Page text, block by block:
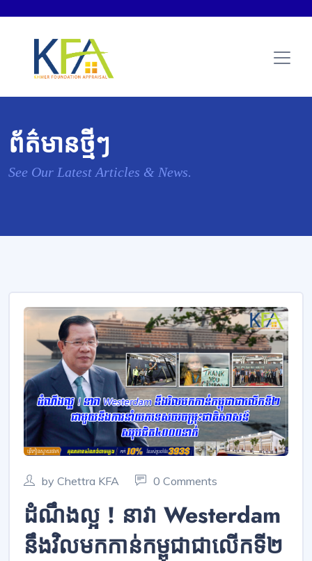
ព័ត៌មានថ្មីៗ
See Our Latest Articles & News.
by Chettra KFA 0 Comments
ដំណឹងល្អ ! នាវា Westerdam
នឹងវិលមកកាន់កម្ពុជាជាលើកទី២